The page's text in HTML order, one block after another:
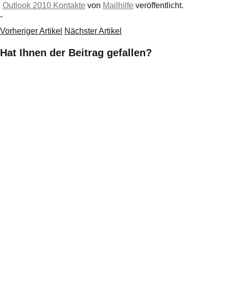
Outlook 2010 Kontakte von Mailhilfe veröffentlicht.
-
Vorheriger Artikel Nächster Artikel
Hat Ihnen der Beitrag gefallen?